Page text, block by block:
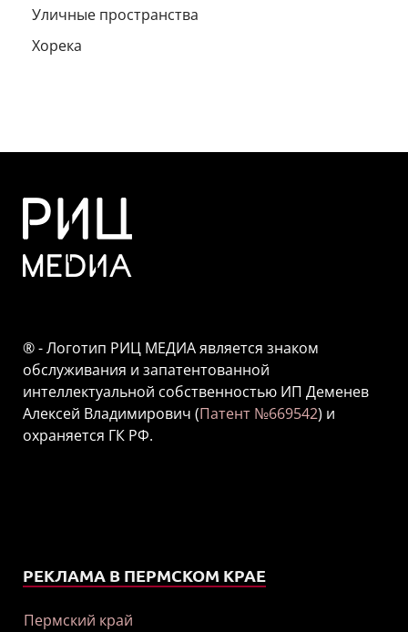
Уличные пространства
Хорека
® - Логотип РИЦ МЕДИА является знаком
обслуживания и запатентованной
интеллектуальной собственностью ИП Деменев
Алексей Владимирович (Патент №669542) и
охраняется ГК РФ.
РЕКЛАМА В ПЕРМСКОМ КРАЕ
Пермский край